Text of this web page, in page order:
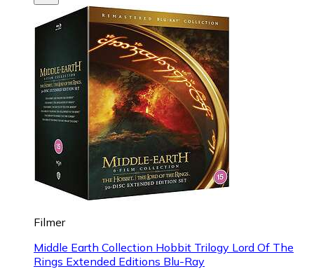
Filmer
Middle Earth Collection Hobbit Trilogy Lord Of The
Rings Extended Editions Blu-Ray